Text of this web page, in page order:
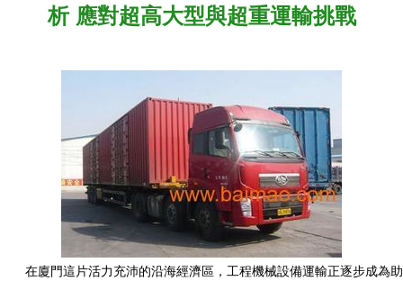
析 應對超高大型與超重運輸挑戰
在廈門這片活力充沛的沿海經濟區，工程機械設備運輸正逐步成為助